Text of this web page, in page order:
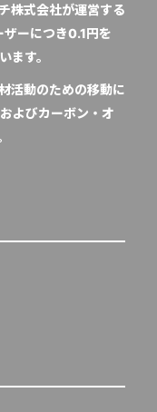
株式会社が運営する
ザーにつき0.1円を
ます。
活動のための移動に
よびカーボン・オ